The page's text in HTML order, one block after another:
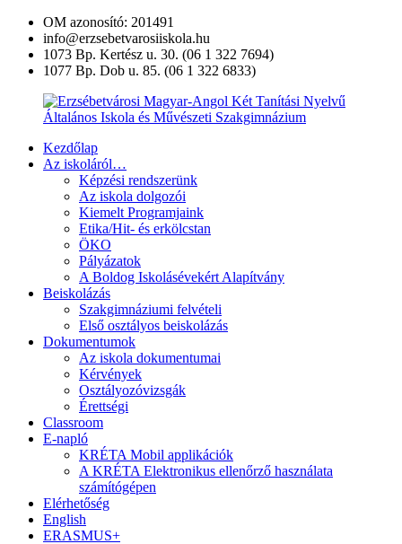
Ugrás
tartalomra
OM azonosító: 201491
info@erzsebetvarosiiskola.hu
1073 Bp. Kertész u. 30. (06 1 322 7694)
1077 Bp. Dob u. 85. (06 1 322 6833)
Erzsébetvárosi
Művészeti
Szakgimnázium
Kezdőlap
Az iskoláról…
Képzési rendszerünk
Az iskola dolgozói
Kiemelt Programjaink
Etika/Hit- és erkölcstan
ÖKO
Pályázatok
A Boldog Iskolásévekért Alapítvány
Beiskolázás
Szakgimnáziumi felvételi
Első osztályos beiskolázás
Dokumentumok
Az iskola dokumentumai
Kérvények
Osztályozóvizsgák
Érettségi
Classroom
E-napló
KRÉTA Mobil applikációk
A KRÉTA Elektronikus ellenőrző használata
számítógépen
Elérhetőség
English
ERASMUS+